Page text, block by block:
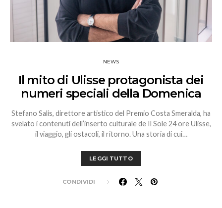
NEWS
Il mito di Ulisse protagonista dei
numeri speciali della Domenica
Stefano Salis, direttore artistico del Premio Costa Smeralda, ha
svelato i contenuti dell’inserto culturale de Il Sole 24 ore Ulisse,
il viaggio, gli ostacoli, il ritorno. Una storia di cui…
LEGGI TUTTO
CONDIVIDI